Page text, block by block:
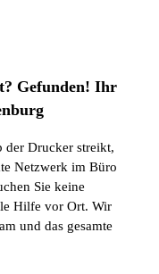
Gefunden! Ihr
der Drucker streikt,
Netzwerk im Büro
Sie keine
Hilfe vor Ort. Wir
und das gesamte